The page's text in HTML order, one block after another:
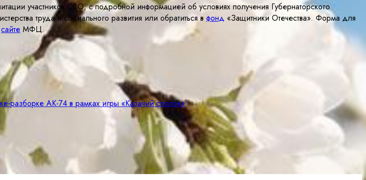
участников СВО, с подробной информацией об условиях получения Губернаторского
труда и социального развития или обратиться в фонд «Защитники Отечества». Форма для
сайте МФЦ.
разборке АК-74 в рамках игры «Казачий сполох»